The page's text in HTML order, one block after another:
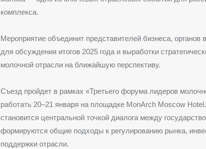
комплекса.
Мероприятие объединит представителей бизнеса, органов
для обсуждения итогов 2025 года и выработки
молочной отрасли на ближайшую перспективу.
Съезд пройдет в рамках «Третьего форума лидеров
работать 20–21 января на площадке MonArch Moscow
становится центральной точкой диалога между
формируются общие подходы к регулированию рынка,
поддержки отрасли.